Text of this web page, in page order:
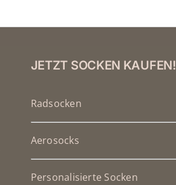
JETZT SOCKEN KAUFEN!
Radsocken
Aerosocks
Personalisierte Socken